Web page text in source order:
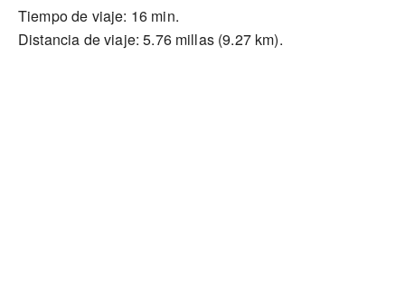
Tiempo de viaje: 16 min.
Distancia de viaje: 5.76 millas (9.27 km).